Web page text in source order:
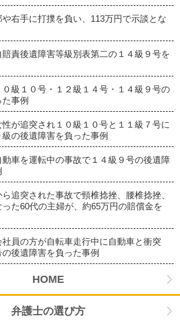
右手に打撲を負い、113万円で示談とな
賠責後遺障害等級別表第二の１４級９号を
０級１０号・１２級１４号・１４級９号の
事例
性が追突され１０級１０号と１１級７号に
の後遺障害を負った事例
動車を運転中の事故で１４級９号の後遺障
追突された事故で頸椎捻挫、腰椎捻挫、
た60代の主婦が、約65万円の賠償金を
社員の方が自転車走行中に自動車と衝突
の後遺障害を負った事例
HOME
弁護士の選び方